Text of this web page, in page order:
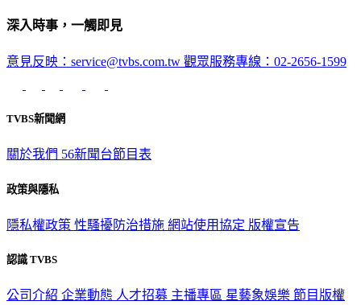
深入時事，一觸即見
意見反映：service@tvbs.com.tw 觀眾服務專線：02-2656-1599
TVBS新聞網
關於我們 56新聞台節目表
政策與隱私
隱私權政策 性騷擾防治措施 網站使用協定 版權宣告
認識 TVBS
公司介紹 企業動態 人才招募 主播專區 星藝象娛樂 節目版權